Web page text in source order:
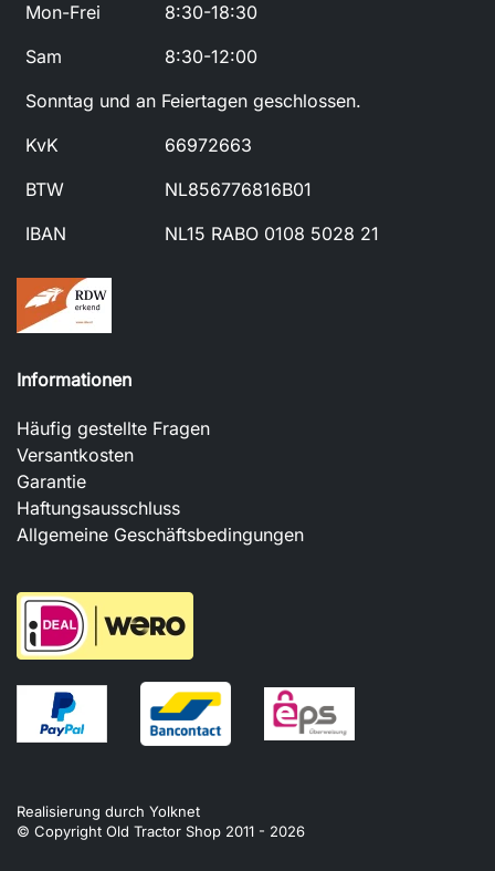
Mon-Frei
8:30-18:30
Sam
8:30-12:00
Sonntag und an Feiertagen geschlossen.
KvK
66972663
BTW
NL856776816B01
IBAN
NL15 RABO 0108 5028 21
Informationen
Häufig gestellte Fragen
Versantkosten
Garantie
Haftungsausschluss
Allgemeine Geschäftsbedingungen
Realisierung durch Yolknet
© Copyright Old Tractor Shop 2011 - 2026